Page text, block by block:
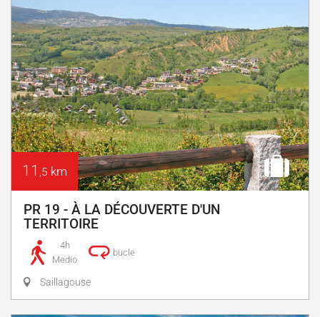
11 ,5 km
PR 19 - À LA DÉCOUVERTE D'UN
TERRITOIRE
4h
Medio
bucle
Saillagouse